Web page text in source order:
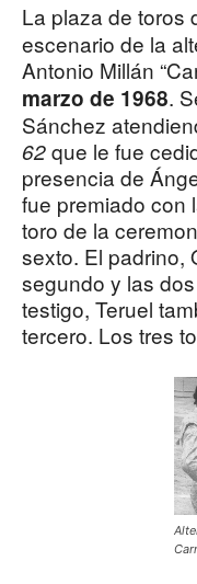
La plaza de toros
escenario de la
Antonio Millán
marzo de 1968.
Sánchez
62que le fue
presencia de
fue premiado con
toro de la
sexto. El padrino,
segundo y las
testigo, Teruel
tercero. Los tres